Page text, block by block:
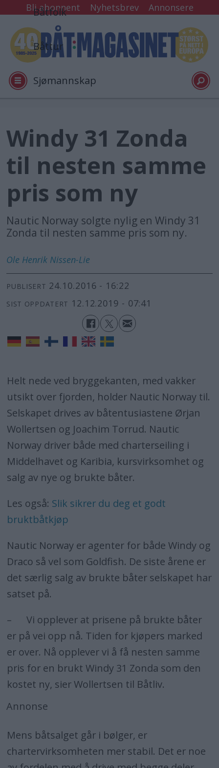
Bli abonnent Nyhetsbrev Annonsere
Båtfolk
Båttur
Sjømannskap
Arkiv
Video
Logg inn
Windy 31 Zonda
til nesten samme
pris som ny
Nautic Norway solgte nylig en Windy 31
Zonda til nesten samme pris som ny.
Ole Henrik Nissen-Lie
PUBLISERT 24.10.2016 - 16:22
SIST OPPDATERT 12.12.2019 - 07:41
Helt nede ved bryggekanten, med vakker
utsikt over fjorden, holder Nautic Norway til.
Selskapet drives av båtentusiastene Ørjan
Wollertsen og Joachim Torrud. Nautic
Norway driver både med charterseiling i
Middelhavet og Karibia, kursvirksomhet og
salg av nye og brukte båter.
Les også: Slik sikrer du deg et godt
bruktbåtkjøp
Nautic Norway er agenter for både Windy og
Draco så vel som Goldfish. De siste årene er
det særlig salg av brukte båter selskapet har
satset på.
– Vi opplever at prisene på brukte båter
er på vei opp nå. Tiden for kjøpers marked
er over. Nå opplever vi å få nesten samme
pris for en brukt Windy 31 Zonda som den
kostet ny, sier Wollertsen til Båtliv.
Annonse
Mens båtsalget går i bølger, er
chartervirksomheten mer stabil. Det er noe